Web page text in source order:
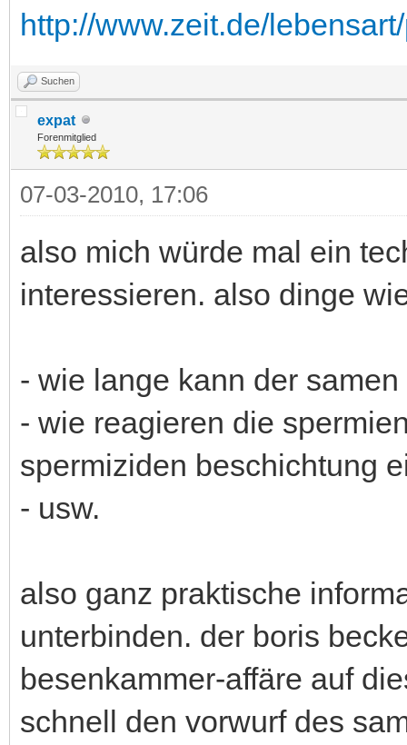
http://www.zeit.de/
Suchen
expat
Forenmitglied
07-03-2010, 17:06
also mich würde mal ein
interessieren. also dinge
- wie lange kann der
- wie reagieren die
spermiziden beschichtung
- usw.
also ganz praktische
unterbinden. der boris
besenkammer-affäre auf
schnell den vorwurf des